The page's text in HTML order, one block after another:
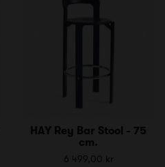
HAY Rey Bar Stool - 75
cm.
6 499,00 kr